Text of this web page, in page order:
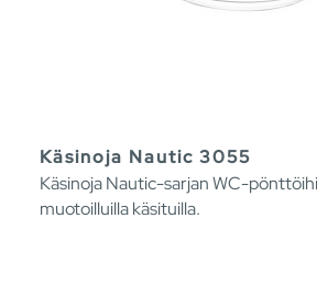
Käsinoja Nautic 3055
Käsinoja Nautic-sarjan WC-
muotoilluilla käsituilla.